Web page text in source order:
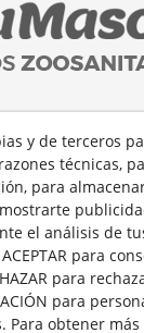
y de terceros
técnicas,
para
el análisis de
para
para
para
Para obtener